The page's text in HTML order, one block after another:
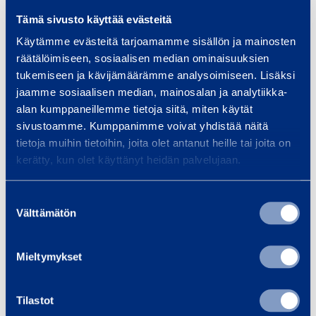
Tämä sivusto käyttää evästeitä
Käytämme evästeitä tarjoamamme sisällön ja mainosten
räätälöimiseen, sosiaalisen median ominaisuuksien
tukemiseen ja kävijämäärämme analysoimiseen. Lisäksi
jaamme sosiaalisen median, mainosalan ja analytiikka-
alan kumppaneillemme tietoja siitä, miten käytät
sivustoamme. Kumppanimme voivat yhdistää näitä
tietoja muihin tietoihin, joita olet antanut heille tai joita on
kerätty, kun olet käyttänyt heidän palvelujaan.
valinta
Välttämätön
Mieltymykset
Tilastot
AVI:n hyväksymänä. Tämä ei ole kuitenkaan
sallittua, koska asbestityössä tulee olla
HEPA H13 -suodatus vaarallisen
asbestikuidun kiinniottamiseksi.
Yksinkertaistaen, onko siis rakennustyötä
tekevä henkilö vähempiarvoinen
terveysmerkityksessä kuin asbestipurkaja?
Tällöinhän ohjeistuksessa ei ole mitään
Mikään imuriluokitusjärjestelmä ei koske
alipaineistajia
kaikki alipaineistajat ja ilmanpuhdistimet
Tässäkään ei ole mitään järkeä. Käytännössä